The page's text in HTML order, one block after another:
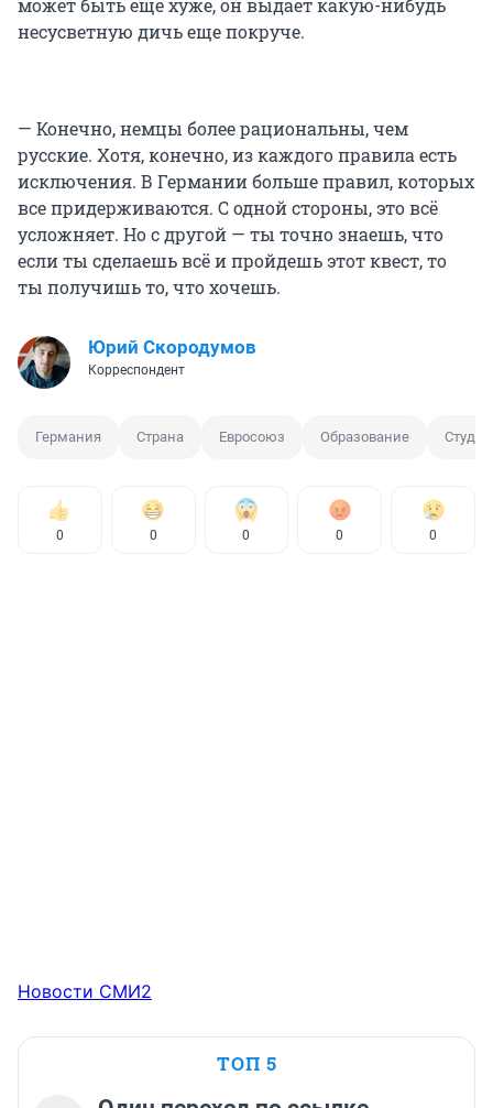
может быть еще хуже, он выдает какую-нибудь
несусветную дичь еще покруче.
— Конечно, немцы более рациональны, чем
русские. Хотя, конечно, из каждого правила есть
исключения. В Германии больше правил, которых
все придерживаются. С одной стороны, это всё
усложняет. Но с другой — ты точно знаешь, что
если ты сделаешь всё и пройдешь этот квест, то
ты получишь то, что хочешь.
Юрий Скородумов
Корреспондент
Германия Страна Евросоюз Образование
0 0 0 0 0
Новости СМИ2
ТОП 5